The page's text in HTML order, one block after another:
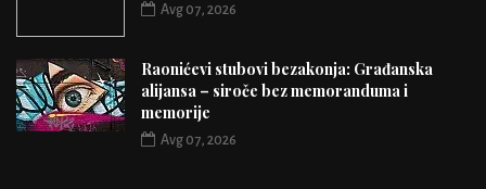
Avg 07, 2026
Raonićevi stubovi bezakonja: Građanska
alijansa – siroče bez memoranduma i
memorije
Avg 07, 2026